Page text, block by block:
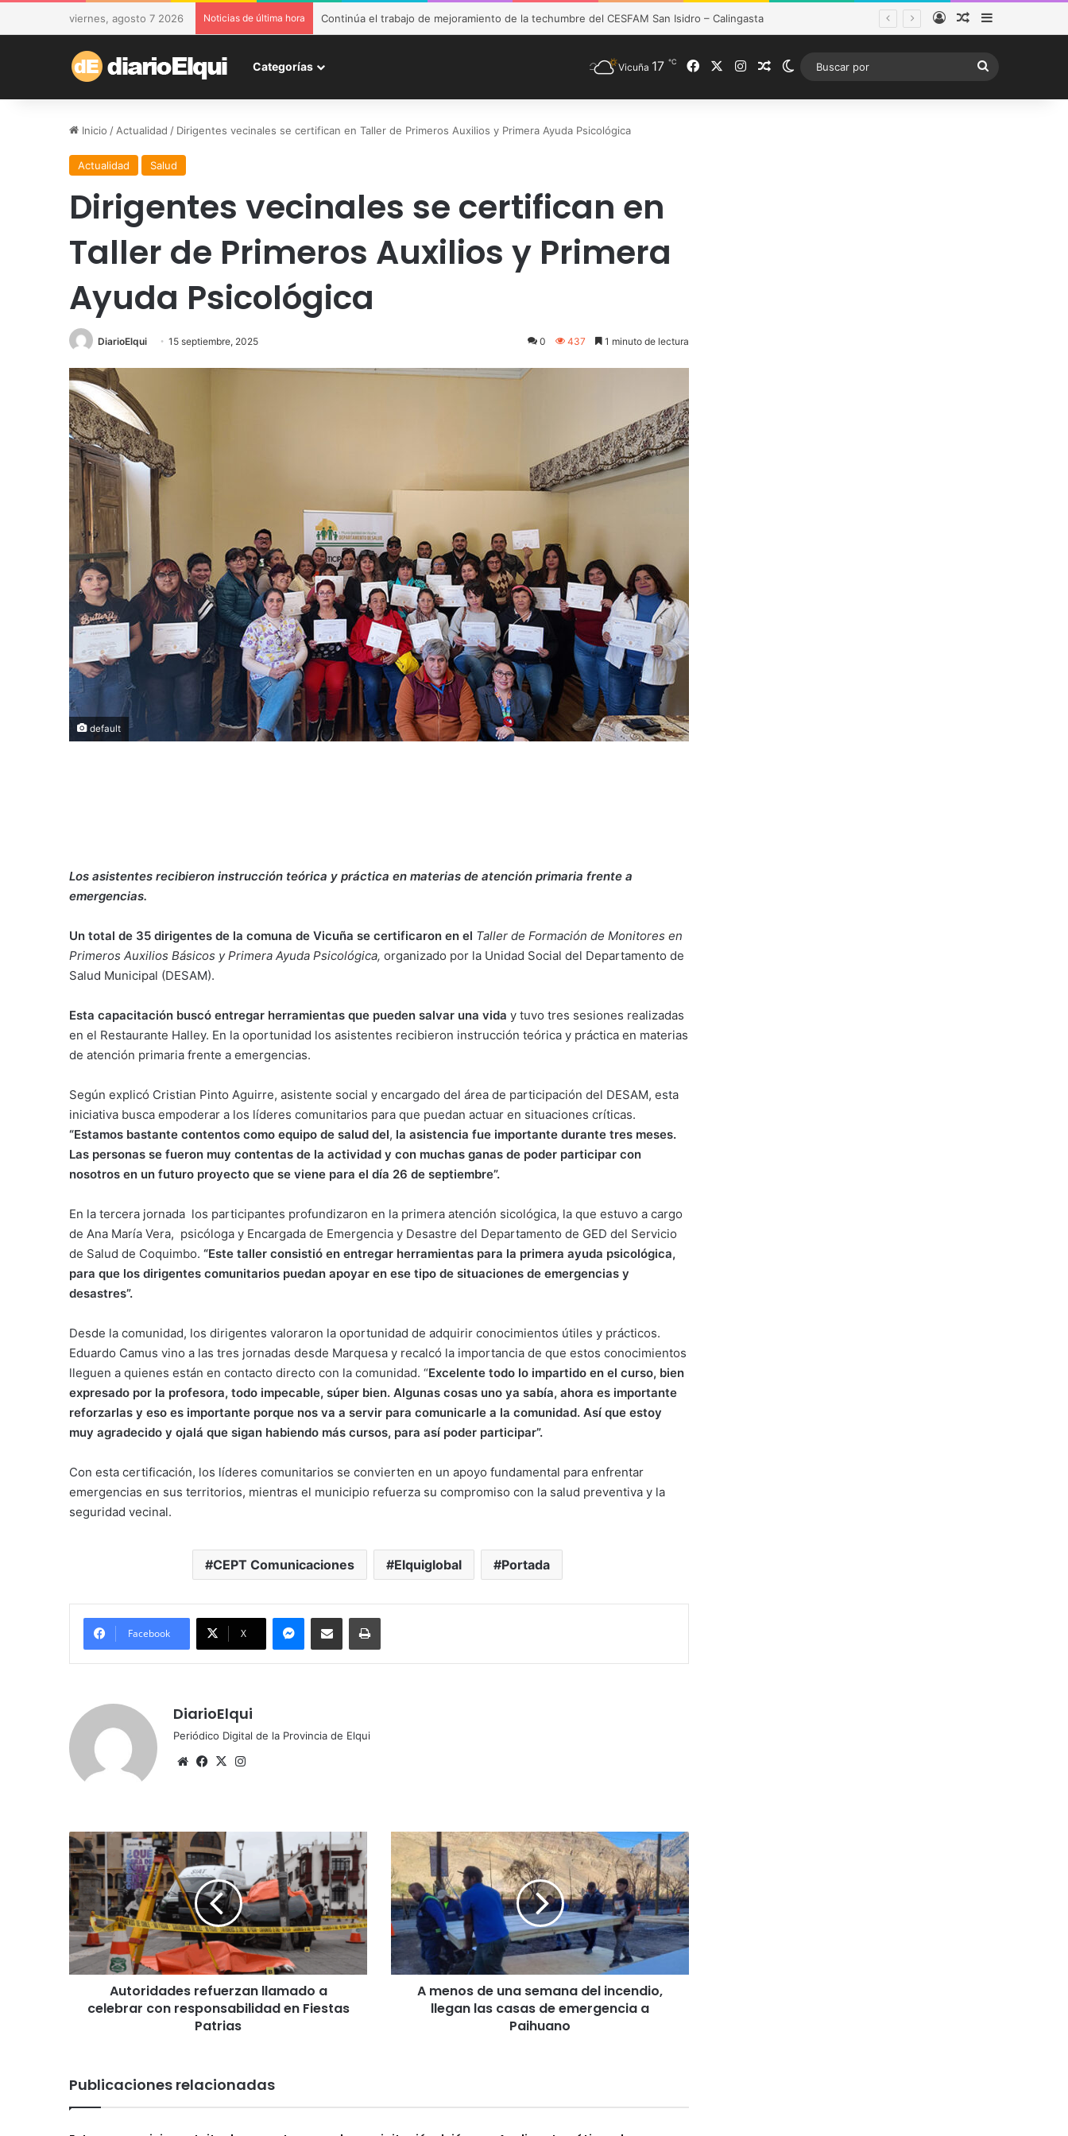
viernes, agosto 7 2026 Noticias de última hora DESAM de Vicuña fortalece preparación de las postas rurales ante intenso sistema frontal AccesoPublicación al
Barra lateral
Categorías Vicuña 17 ℃ FacebookInstagramPublicación al azar
Switch skin
Buscar
Inicio / Actualidad / Dirigentes vecinales se certifican en Taller de Primeros Auxilios y Primera Ayuda Psicológica
Actualidad Salud
Dirigentes vecinales se certifican en
Taller de Primeros Auxilios y Primera
Ayuda Psicológica
DiarioElqui 15 septiembre, 2025 0 437 1 minuto de lectura
default
Los asistentes recibieron instrucción teórica y práctica en materias de atención primaria frente a
emergencias.
Un total de 35 dirigentes de la comuna de Vicuña se certificaron en el Taller de Formación de Monitores en
Primeros Auxilios Básicos y Primera Ayuda Psicológica, organizado por la Unidad Social del Departamento de
Salud Municipal (DESAM).
Esta capacitación buscó entregar herramientas que pueden salvar una vida y tuvo tres sesiones realizadas
en el Restaurante Halley. En la oportunidad los asistentes recibieron instrucción teórica y práctica en materias
de atención primaria frente a emergencias.
Según explicó Cristian Pinto Aguirre, asistente social y encargado del área de participación del DESAM, esta
iniciativa busca empoderar a los líderes comunitarios para que puedan actuar en situaciones críticas.
“Estamos bastante contentos como equipo de salud del, la asistencia fue importante durante tres meses.
Las personas se fueron muy contentas de la actividad y con muchas ganas de poder participar con
nosotros en un futuro proyecto que se viene para el día 26 de septiembre”.
En la tercera jornada los participantes profundizaron en la primera atención sicológica, la que estuvo a cargo
de Ana María Vera, psicóloga y Encargada de Emergencia y Desastre del Departamento de GED del Servicio
de Salud de Coquimbo. “Este taller consistió en entregar herramientas para la primera ayuda psicológica,
para que los dirigentes comunitarios puedan apoyar en ese tipo de situaciones de emergencias y
desastres”.
Desde la comunidad, los dirigentes valoraron la oportunidad de adquirir conocimientos útiles y prácticos.
Eduardo Camus vino a las tres jornadas desde Marquesa y recalcó la importancia de que estos conocimientos
lleguen a quienes están en contacto directo con la comunidad. “Excelente todo lo impartido en el curso, bien
expresado por la profesora, todo impecable, súper bien. Algunas cosas uno ya sabía, ahora es importante
reforzarlas y eso es importante porque nos va a servir para comunicarle a la comunidad. Así que estoy
muy agradecido y ojalá que sigan habiendo más cursos, para así poder participar”.
Con esta certificación, los líderes comunitarios se convierten en un apoyo fundamental para enfrentar
emergencias en sus territorios, mientras el municipio refuerza su compromiso con la salud preventiva y la
seguridad vecinal.
CEPT Comunicaciones Elquiglobal Portada
Facebook X
MessengerCompartir por correo electrónicoImprimir
DiarioElqui
Periódico Digital de la Provincia de Elqui
SitioFacebook
X
Autoridades
refuerzan
llamado
a
celebrar
con
responsabilidad
en
Fiestas
Autoridades refuerzan llamado a
celebrar con responsabilidad en Fiestas
Patrias
A
menos
de
una
semana
del
incendio,
llegan
las
A menos de una semana del incendio,
llegan las casas de emergencia a
Paihuano
Publicaciones relacionadas